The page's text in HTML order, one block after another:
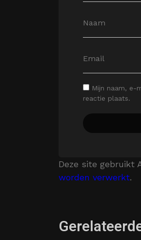
Mijn naam, e-
reactie plaats.
Deze site gebruikt
worden verwerkt.